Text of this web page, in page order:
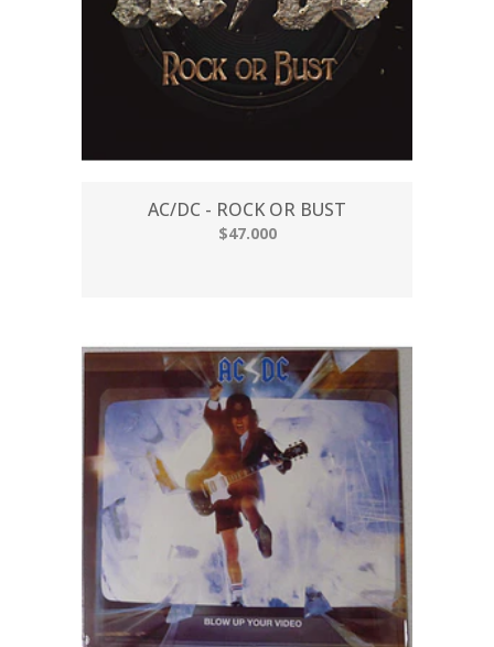
AC/DC - ROCK OR BUST
$47.000